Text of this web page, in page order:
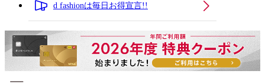
d fashionは毎日お得宣言!!